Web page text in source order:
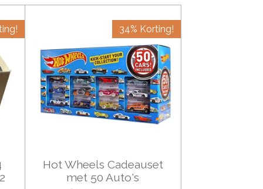
34% Korting!
Hot Wheels Cadeauset
met 50 Auto's